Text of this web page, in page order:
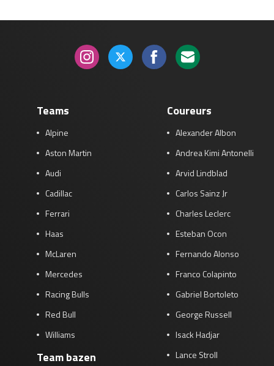
Teams
Alpine
Aston Martin
Audi
Cadillac
Ferrari
Haas
McLaren
Mercedes
Racing Bulls
Red Bull
Williams
Team bazen
Coureurs
Alexander Albon
Andrea Kimi Antonelli
Arvid Lindblad
Carlos Sainz Jr
Charles Leclerc
Esteban Ocon
Fernando Alonso
Franco Colapinto
Gabriel Bortoleto
George Russell
Isack Hadjar
Lance Stroll